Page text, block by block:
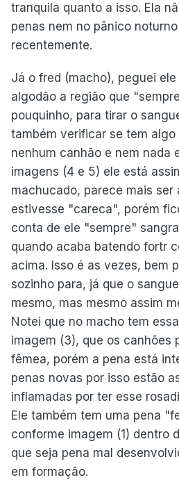
tranquila quanto a isso. Ela
penas nem no pânico
recentemente.
Já o fred (macho), peguei
algodão a região que
pouquinho, para tirar o
também verificar se tem algo
nenhum canhão e nem nada
imagens (4 e 5) ele está
machucado, parece mais ser
estivesse "careca", porém
conta de ele "sempre"
quando acaba batendo fortr
acima. Isso é as vezes, bem
sozinho para, já que o
mesmo, mas mesmo assim
Notei que no macho tem
imagem (3), que os canhões
fêmea, porém a pena está
penas novas por isso estão
inflamadas por ter esse
Ele também tem uma pena
conforme imagem (1) dentro
que seja pena mal
em formação.